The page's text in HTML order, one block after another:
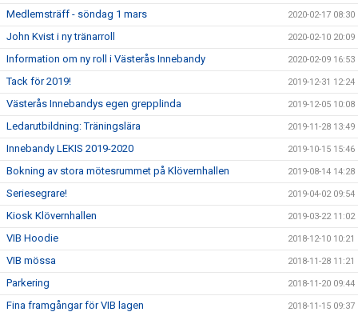
Medlemsträff - söndag 1 mars 2020-02-17 08:30
John Kvist i ny tränarroll 2020-02-10 20:09
Information om ny roll i Västerås Innebandy 2020-02-09 16:53
Tack för 2019! 2019-12-31 12:24
Västerås Innebandys egen grepplinda 2019-12-05 10:08
Ledarutbildning: Träningslära 2019-11-28 13:49
Innebandy LEKIS 2019-2020 2019-10-15 15:46
Bokning av stora mötesrummet på Klövernhallen 2019-08-14 14:28
Seriesegrare! 2019-04-02 09:54
Kiosk Klövernhallen 2019-03-22 11:02
VIB Hoodie 2018-12-10 10:21
VIB mössa 2018-11-28 11:21
Parkering 2018-11-20 09:44
Fina framgångar för VIB lagen 2018-11-15 09:37